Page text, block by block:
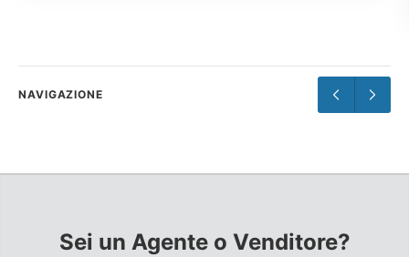
NAVIGAZIONE
Sei un Agente o Venditore?